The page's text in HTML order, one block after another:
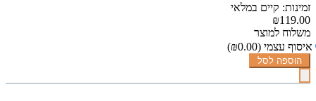
זמינות: קיים במלאי
₪119.00
משלוח למוצר
איסוף עצמי (₪0.00)
הוספה לסל